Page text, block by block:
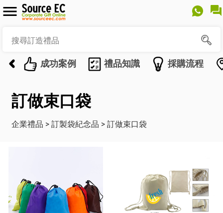
成功案例 禮品知識 採購流程
訂做束口袋
企業禮品 > 訂製袋紀念品 > 訂做束口袋